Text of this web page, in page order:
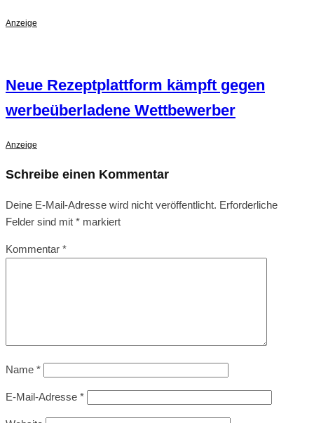
Anzeige
Neue Rezeptplattform kämpft gegen
werbeüberladene Wettbewerber
Anzeige
Schreibe einen Kommentar
Deine E-Mail-Adresse wird nicht veröffentlicht. Erforderliche
Felder sind mit * markiert
Kommentar *
Name *
E-Mail-Adresse *